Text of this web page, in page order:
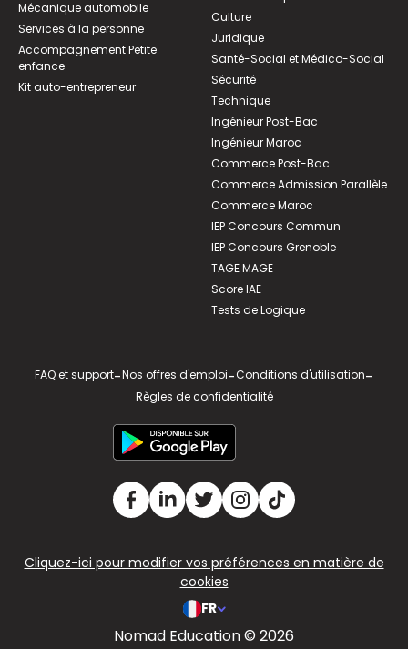
Mécanique automobile
Services à la personne
Accompagnement Petite
enfance
Kit auto-entrepreneur
Culture
Juridique
Santé-Social et Médico-Social
Sécurité
Technique
Ingénieur Post-Bac
Ingénieur Maroc
Commerce Post-Bac
Commerce Admission Parallèle
Commerce Maroc
IEP Concours Commun
IEP Concours Grenoble
TAGE MAGE
Score IAE
Tests de Logique
FAQ et support-Nos offres d'emploi-Conditions d'utilisation-
Règles de confidentialité
Cliquez-ici pour modifier vos préférences en matière de
cookies
FR
Nomad Education © 2026